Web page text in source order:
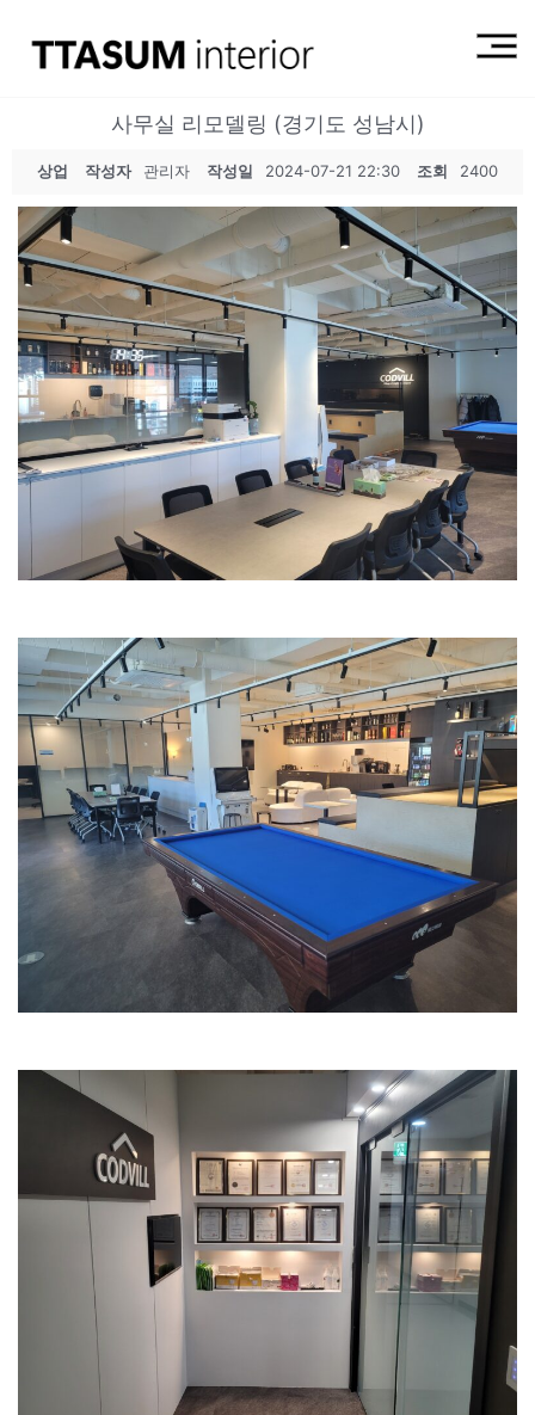
사무실 리모델링 (경기도 성남시)
상업 작성자 관리자 작성일 2024-07-21 22:30 조회 2400